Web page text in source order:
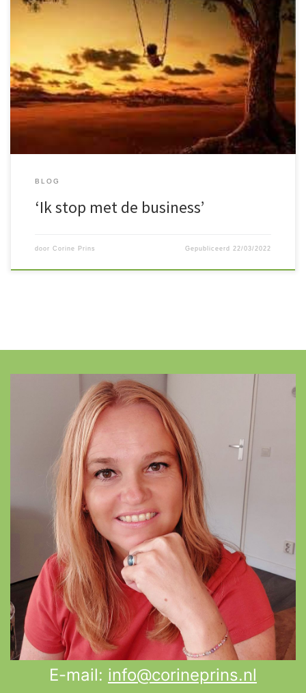
Wanneer je zegt, ‘ik stop met de business’..Zeg je eigenlijk; ‘ik
stop met leven’…Jij bént de business en de business is in jou!Je
stopt nooit! Vraag om mogelijkheden… ~ Welke energiën kan ik
toevoegen aan en als mijn leven in business..?
~ Wie of wat kan
er een bijdragen zijn […]
BLOG
‘Ik stop met de business’
door Corine Prins Gepubliceerd 22/03/2022
E-mail: info@corineprins.nl